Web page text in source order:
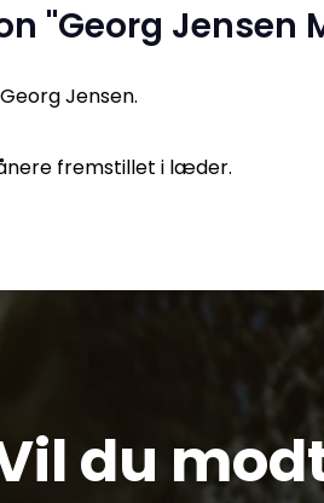
"Georg Jensen
Jensen.
fremstillet i læder.
du